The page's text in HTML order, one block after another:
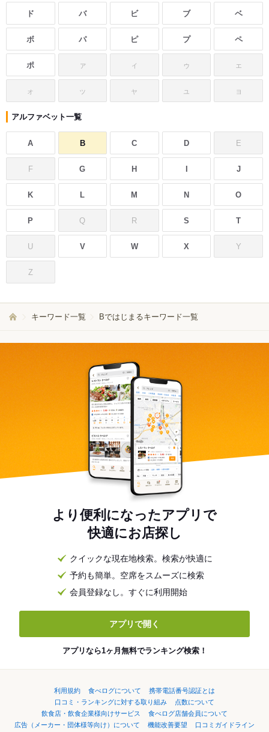
ド バ ビ ブ ベ
ボ パ ピ プ ペ
ポ ァ ィ ゥ ェ
ォ ッ ャ ュ ョ
アルファベット一覧
A B C D E
F G H I J
K L M N O
P Q R S T
U V W X Y
Z
キーワード一覧 Bではじまるキーワード一覧
より便利になったアプリで
快適にお店探し
クイックな現在地検索。検索が快適に
予約も簡単。空席をスムーズに検索
会員登録なし。すぐに利用開始
アプリで開く
アプリなら1ヶ月無料でランキング検索！
利用規約 食べログについて
携帯電話番号認証とは
口コミ・ランキングに対する取り組み
点数について
飲食店・飲食企業様向けサービス
食べログ店舗会員について
広告（メーカー・団体様等向け）について
機能改善要望 口コミガイドライン